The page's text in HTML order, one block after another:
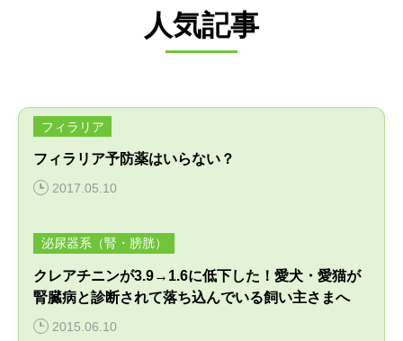
人気記事
フィラリア
フィラリア予防薬はいらない？
2017.05.10
泌尿器系（腎・膀胱）
クレアチニンが3.9→1.6に低下した！愛犬・愛猫が
腎臓病と診断されて落ち込んでいる飼い主さまへ
2015.06.10